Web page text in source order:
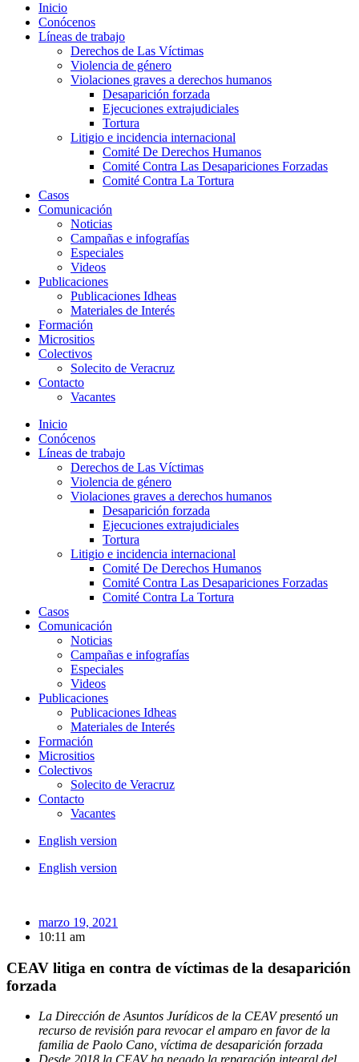
Inicio
Conócenos
Líneas de trabajo
Derechos de Las Víctimas
Violencia de género
Violaciones graves a derechos humanos
Desaparición forzada​
Ejecuciones extrajudiciales
Tortura
Litigio e incidencia internacional
Comité De Derechos Humanos​
Comité Contra Las Desapariciones Forzadas
Comité Contra La Tortura​
Casos
Comunicación
Noticias
Campañas e infografías
Especiales
Videos
Publicaciones
Publicaciones Idheas
Materiales de Interés
Formación
Micrositios
Colectivos
Solecito de Veracruz
Contacto
Vacantes
Inicio
Conócenos
Líneas de trabajo
Derechos de Las Víctimas
Violencia de género
Violaciones graves a derechos humanos
Desaparición forzada​
Ejecuciones extrajudiciales
Tortura
Litigio e incidencia internacional
Comité De Derechos Humanos​
Comité Contra Las Desapariciones Forzadas
Comité Contra La Tortura​
Casos
Comunicación
Noticias
Campañas e infografías
Especiales
Videos
Publicaciones
Publicaciones Idheas
Materiales de Interés
Formación
Micrositios
Colectivos
Solecito de Veracruz
Contacto
Vacantes
English version
English version
marzo 19, 2021
10:11 am
CEAV litiga en contra de víctimas de la desaparición
forzada
La Dirección de Asuntos Jurídicos de la CEAV presentó un
recurso de revisión para revocar el amparo en favor de la
familia de Paolo Cano, víctima de desaparición forzada